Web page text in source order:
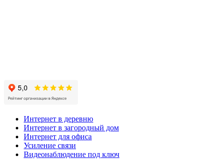
Интернет в деревню
Интернет в загородный дом
Интернет для офиса
Усиление связи
Видеонаблюдение под ключ